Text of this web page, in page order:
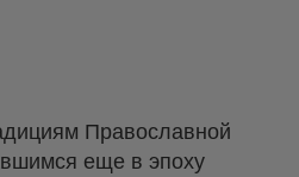
Православной
еще в эпоху